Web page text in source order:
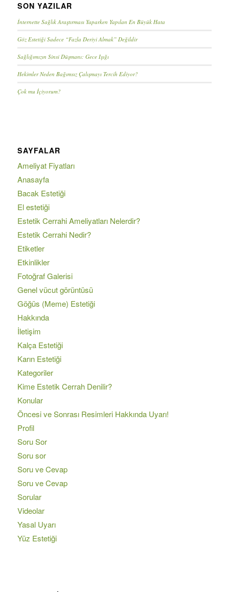
SON YAZILAR
İnternette Sağlık Araştırması Yaparken Yapılan En Büyük Hata
Göz Estetiği Sadece “Fazla Deriyi Almak” Değildir
Sağlığımızın Sinsi Düşmanı: Gece Işığı
Hekimler Neden Bağımsız Çalışmayı Tercih Ediyor?
Çok mu İçiyorum?
SAYFALAR
Ameliyat Fiyatları
Anasayfa
Bacak Estetiği
El estetiği
Estetik Cerrahi Ameliyatları Nelerdir?
Estetik Cerrahi Nedir?
Etiketler
Etkinlikler
Fotoğraf Galerisi
Genel vücut görüntüsü
Göğüs (Meme) Estetiği
Hakkında
İletişim
Kalça Estetiği
Karın Estetiği
Kategoriler
Kime Estetik Cerrah Denilir?
Konular
Öncesi ve Sonrası Resimleri Hakkında Uyarı!
Profil
Soru Sor
Soru sor
Soru ve Cevap
Soru ve Cevap
Sorular
Videolar
Yasal Uyarı
Yüz Estetiği